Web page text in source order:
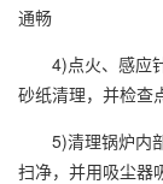
通畅
4)点火、感应针
砂纸清理，并检查
5)清理锅炉内部
扫净，并用吸尘器